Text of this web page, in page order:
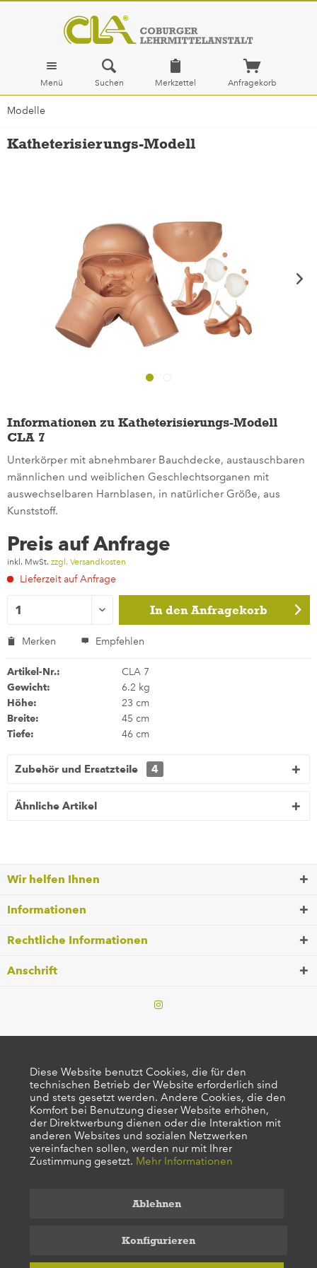
Menü Suchen Merkzettel Anfragekorb
Modelle
Katheterisierungs-Modell
Informationen zu Katheterisierungs-Modell
CLA 7
Unterkörper mit abnehmbarer Bauchdecke, austauschbaren
männlichen und weiblichen Geschlechtsorganen mit
auswechselbaren Harnblasen, in natürlicher Größe, aus
Kunststoff.
Preis auf Anfrage
inkl. MwSt. zzgl. Versandkosten
Lieferzeit auf Anfrage
In den Anfragekorb
Merken Empfehlen
Artikel-Nr.: CLA 7
Gewicht: 6.2 kg
Höhe: 23 cm
Breite: 45 cm
Tiefe: 46 cm
Zubehör und Ersatzteile 4
Ähnliche Artikel
Wir helfen Ihnen
Informationen
Rechtliche Informationen
Anschrift
Diese Website benutzt Cookies, die für den
technischen Betrieb der Website erforderlich sind
und stets gesetzt werden. Andere Cookies, die den
Komfort bei Benutzung dieser Website erhöhen,
der Direktwerbung dienen oder die Interaktion mit
anderen Websites und sozialen Netzwerken
vereinfachen sollen, werden nur mit Ihrer
Zustimmung gesetzt. Mehr Informationen
Konfigurieren
Ablehnen